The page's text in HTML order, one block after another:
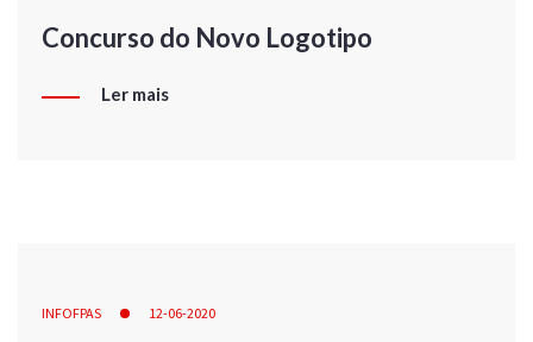
Concurso do Novo Logotipo
Ler mais
INFOFPAS 12-06-2020